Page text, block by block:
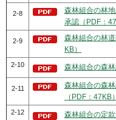
2-8
森林組合の林
承認（PDF：
2-9
森林組合の林
KB）
2-10 森林組合の森
2-11
森林組合の森
（PDF：47KB）
2-12 森林組合の定